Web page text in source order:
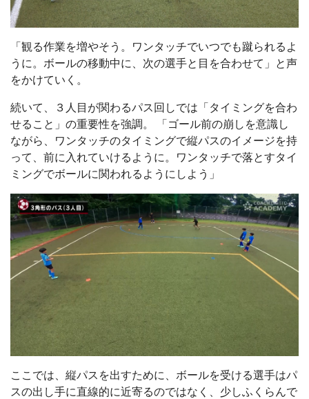
「観る作業を増やそう。ワンタッチでいつでも蹴られるよ
うに。ボールの移動中に、次の選手と目を合わせて」と声
をかけていく。
続いて、３人目が関わるパス回しでは「タイミングを合わ
せること」の重要性を強調。 「ゴール前の崩しを意識し
ながら、ワンタッチのタイミングで縦パスのイメージを持
って、前に入れていけるように。ワンタッチで落とすタイ
ミングでボールに関われるようにしよう」
ここでは、縦パスを出すために、ボールを受ける選手はパ
スの出し手に直線的に近寄るのではなく、少しふくらんで